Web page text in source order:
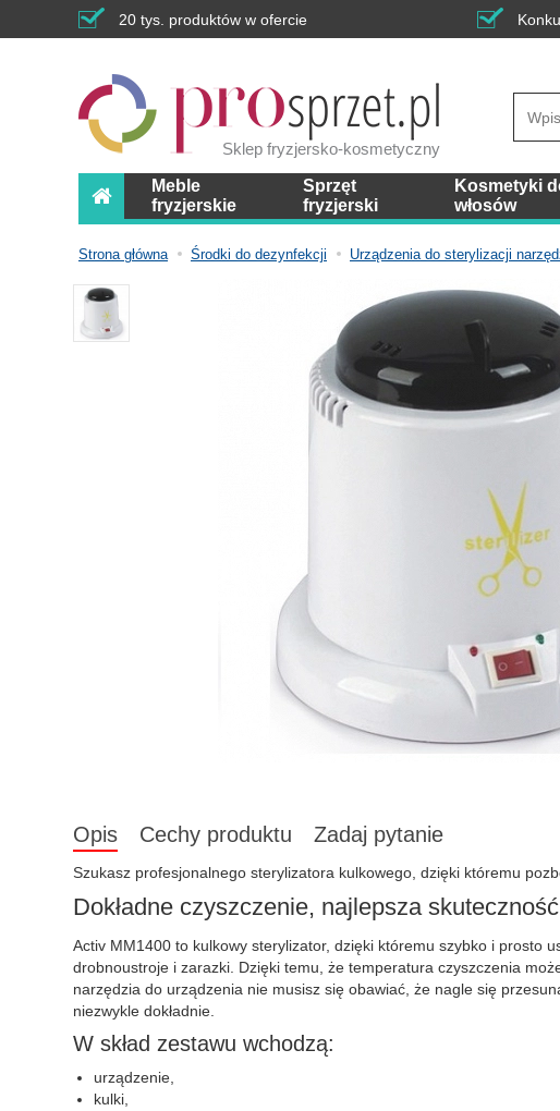
20 tys. produktów w ofercie
Sklep fryzjersko-kosmetyczny
Meble
fryzjerskie
Sprzęt
fryzjerski
Kosmetyki
włosów
Strona główna Środki do dezynfekcji Urządzenia do sterylizacji
Opis Cechy produktu Zadaj pytanie
Szukasz profesjonalnego sterylizatora kulkowego, dzięki któremu
Dokładne czyszczenie, najlepsza skuteczność
Activ MM1400 to kulkowy sterylizator, dzięki któremu szybko i prosto
drobnoustroje i zarazki. Dzięki temu, że temperatura czyszczenia
narzędzia do urządzenia nie musisz się obawiać, że nagle się
niezwykle dokładnie.
W skład zestawu wchodzą:
urządzenie,
kulki,